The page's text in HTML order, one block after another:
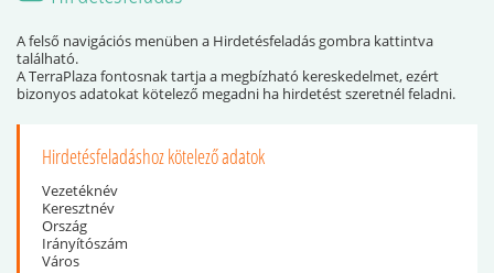
A felső navigációs menüben a Hirdetésfeladás gombra kattintva
található.
A TerraPlaza fontosnak tartja a megbízható kereskedelmet, ezért
bizonyos adatokat kötelező megadni ha hirdetést szeretnél feladni.
Hirdetésfeladáshoz kötelező adatok
Vezetéknév
Keresztnév
Ország
Irányítószám
Város